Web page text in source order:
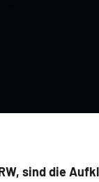
sind die